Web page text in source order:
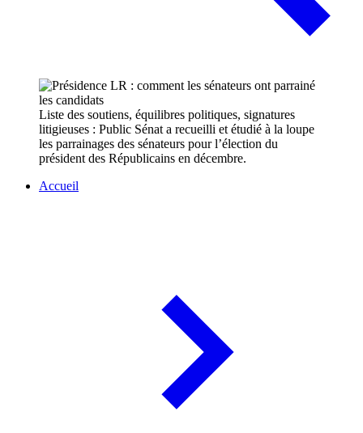
Liste des soutiens, équilibres politiques, signatures
litigieuses : Public Sénat a recueilli et étudié à la loupe
les parrainages des sénateurs pour l’élection du
président des Républicains en décembre.
Accueil